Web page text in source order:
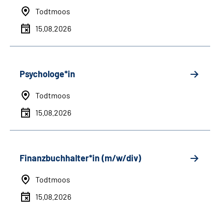
Todtmoos
15.08.2026
Psychologe*in
Todtmoos
15.08.2026
Finanzbuchhalter*in (m/w/div)
Todtmoos
15.08.2026